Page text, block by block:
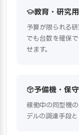
教育・研究
予算が限られる
でも台数を確保
せます。
予備機・保
稼働中の同型機
デルの調達手段と